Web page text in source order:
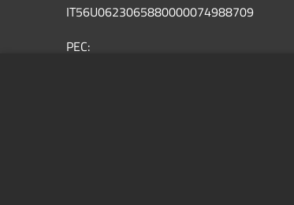
IT56U0623065880000074988709
PEC: